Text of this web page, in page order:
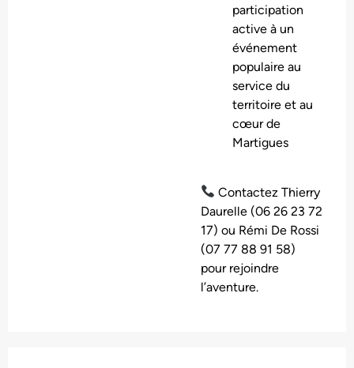
participation
active à un
événement
populaire au
service du
territoire et au
cœur de
Martigues
Contactez Thierry
Daurelle (06 26 23 72
17) ou Rémi De Rossi
(07 77 88 91 58)
pour rejoindre
l’aventure.